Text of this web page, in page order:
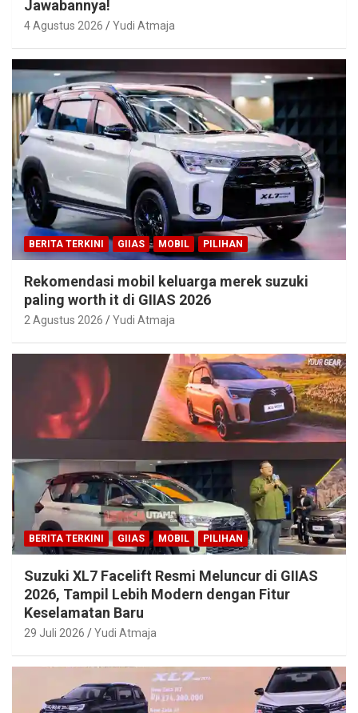
Jawabannya!
4 Agustus 2026 Yudi Atmaja
BERITA TERKINI GIIAS MOBIL PILIHAN
Rekomendasi mobil keluarga merek suzuki
paling worth it di GIIAS 2026
2 Agustus 2026 Yudi Atmaja
BERITA TERKINI GIIAS MOBIL PILIHAN
Suzuki XL7 Facelift Resmi Meluncur di GIIAS
2026, Tampil Lebih Modern dengan Fitur
Keselamatan Baru
29 Juli 2026 Yudi Atmaja